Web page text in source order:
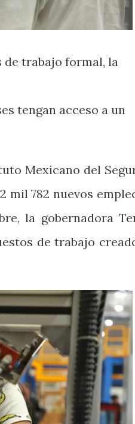
de trabajo formal, la
tengan acceso a un
Mexicano del
mil 782 nuevos
la gobernadora
de trabajo